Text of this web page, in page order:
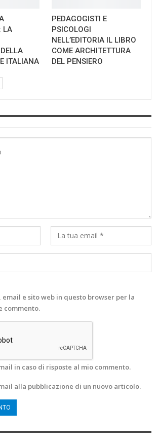
LA
ITALIANA
PEDAGOGISTI E
PSICOLOGI
NELL’EDITORIA IL LIBRO
COME ARCHITETTURA
DEL PENSIERO
email e sito web in questo browser per la
commento.
in caso di risposte al mio commento.
alla pubblicazione di un nuovo articolo.